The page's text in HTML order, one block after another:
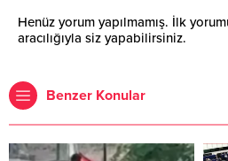
Henüz yorum yapılmamış. İlk
aracılığıyla siz yapabilirsiniz.
Benzer Konular